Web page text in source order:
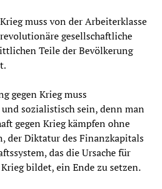
muss von der Arbeiterklasse
gesellschaftliche
Teile der Bevölkerung
gegen Krieg muss
sozialistisch sein, denn man
gegen Krieg kämpfen ohne
der Diktatur des Finanzkapitals
das die Ursache für
bildet, ein Ende zu setzen.